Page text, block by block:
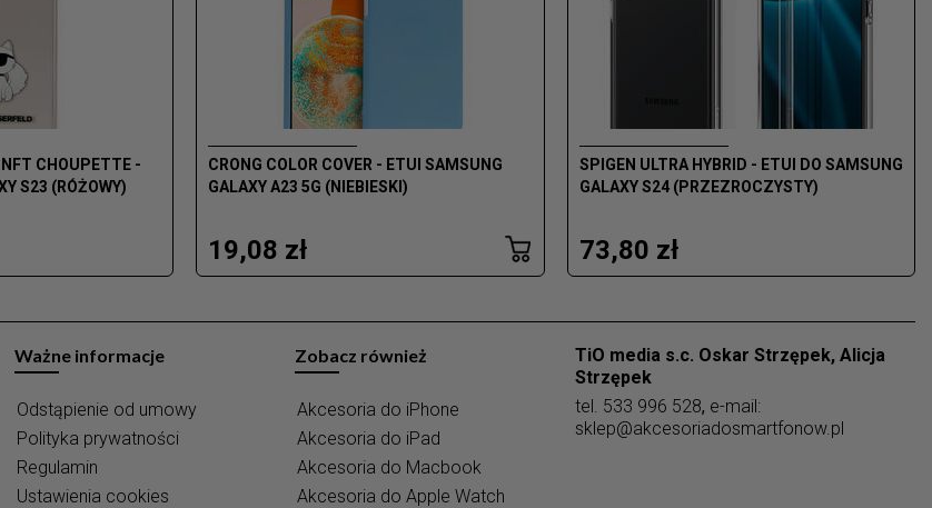
NFT CHOUPETTE -
S23 (RÓŻOWY)
CRONG COLOR COVER - ETUI SAMSUNG
GALAXY A23 5G (NIEBIESKI)
19,08 zł
SPIGEN ULTRA HYBRID - ETUI DO SAMSUNG
GALAXY S24 (PRZEZROCZYSTY)
73,80 zł
Ważne informacje
Odstąpienie od umowy
Polityka prywatności
Regulamin
Ustawienia cookies
Zobacz również
Akcesoria do iPhone
Akcesoria do iPad
Akcesoria do Macbook
Akcesoria do Apple Watch
TiO media s.c. Oskar Strzępek, Alicja
Strzępek
tel. 533 996 528, e-mail:
sklep@akcesoriadosmartfonow.pl